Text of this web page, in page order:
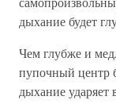
дыхание будет
Чем глубже и
пупочный центр
дыхание